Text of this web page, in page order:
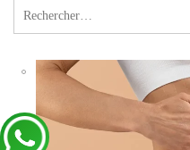
Rechercher :